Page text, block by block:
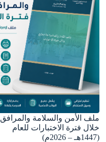
ملف الأمن والسلامة والمرافق
خلال فترة الاختبارات للعام
(1447هـ – 2026م)